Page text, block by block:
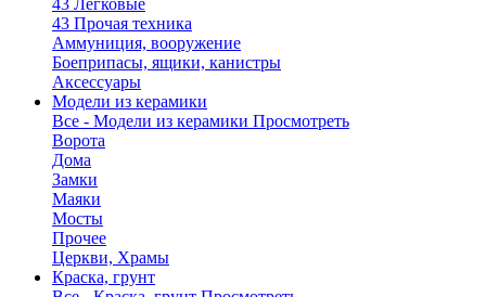
43 Легковые
43 Прочая техника
Аммуниция, вооружение
Боеприпасы, ящики, канистры
Аксессуары
Модели из керамики
Все - Модели из керамики Просмотреть
Ворота
Дома
Замки
Маяки
Мосты
Прочее
Церкви, Храмы
Краска, грунт